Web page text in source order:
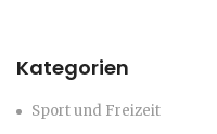
Kategorien
Sport und Freizeit